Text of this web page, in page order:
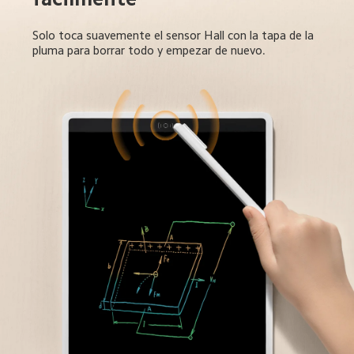
Solo toca suavemente el sensor Hall con la tapa de la
pluma para borrar todo y empezar de nuevo.